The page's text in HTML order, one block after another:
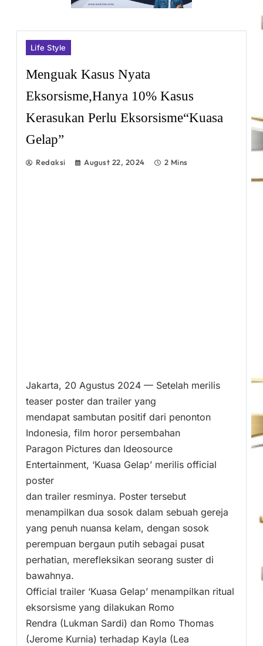
Life Style
Menguak Kasus Nyata
Eksorsisme,Hanya 10% Kasus
Kerasukan Perlu Eksorsisme“Kuasa
Gelap”
Redaksi August 22, 2024 2 Mins
Jakarta, 20 Agustus 2024 — Setelah merilis
teaser poster dan trailer yang
mendapat sambutan positif dari penonton
Indonesia, film horor persembahan
Paragon Pictures dan Ideosource
Entertainment, ‘Kuasa Gelap’ merilis official
poster
dan trailer resminya. Poster tersebut
menampilkan dua sosok dalam sebuah gereja
yang penuh nuansa kelam, dengan sosok
perempuan bergaun putih sebagai pusat
perhatian, merefleksikan seorang suster di
bawahnya.
Official trailer ‘Kuasa Gelap’ menampilkan ritual
eksorsisme yang dilakukan Romo
Rendra (Lukman Sardi) dan Romo Thomas
(Jerome Kurnia) terhadap Kayla (Lea